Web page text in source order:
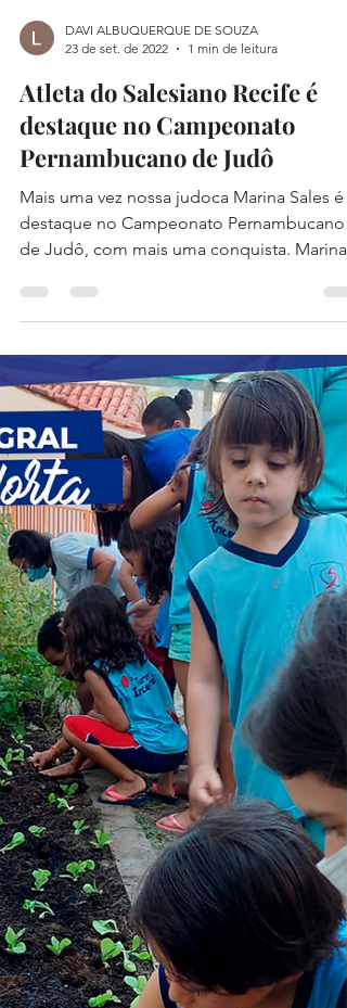
DAVI ALBUQUERQUE DE SOUZA
23 de set. de 2022
1 min de leitura
Atleta do Salesiano Recife é
destaque no Campeonato
Pernambucano de Judô
Mais uma vez nossa judoca Marina Sales é
destaque no Campeonato Pernambucano
de Judô, com mais uma conquista. Marina
tinha adquirido o...